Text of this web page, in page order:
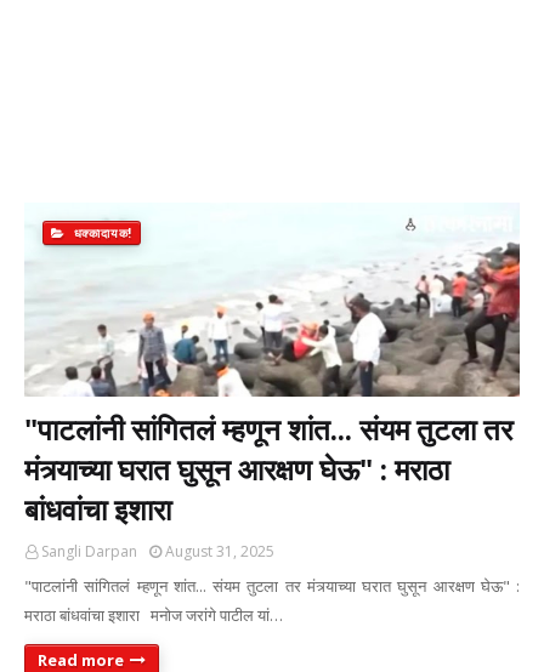
धक्कादायक!
"पाटलांनी सांगितलं म्हणून शांत... संयम तुटला तर
मंत्र्याच्या घरात घुसून आरक्षण घेऊ" : मराठा
बांधवांचा इशारा
Sangli Darpan August 31, 2025
"पाटलांनी सांगितलं म्हणून शांत... संयम तुटला तर मंत्र्याच्या घरात घुसून आरक्षण घेऊ" :
मराठा बांधवांचा इशारा मनोज जरांगे पाटील यां…
Read more